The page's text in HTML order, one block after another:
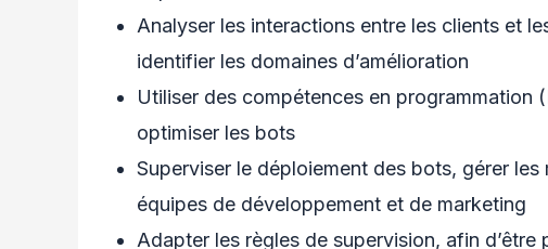
Analyser les interactions entre les clients et
identifier les domaines d’amélioration
Utiliser des compétences en programmation
optimiser les bots
Superviser le déploiement des bots, gérer
équipes de développement et de marketing
Adapter les règles de supervision, afin